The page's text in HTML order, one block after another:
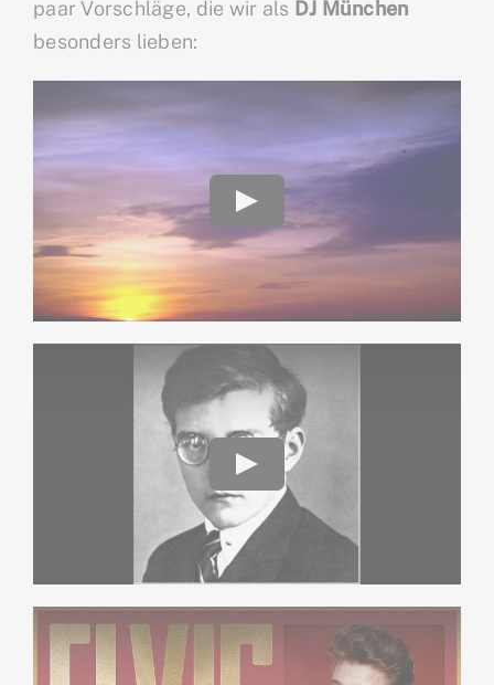
paar Vorschläge, die wir als DJ München
besonders lieben: